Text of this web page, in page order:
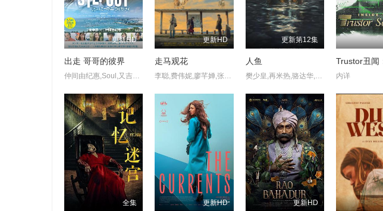
更新HD
出走 哥哥的彼界
仲间由纪惠,Soul,又吉伶音,伊波れいり,松田流花,津波竜斗,内田树,盧礼欧,玉城敦子,城间やよい,津嘉山正种,寺辻健一郎
更新HD
走马观花
李聪,费伟妮,廖芊婵,张越宁,袁千山,高深,孔令婧,琚子轩
更新第12集
人鱼
樊少皇,再米热,骆达华,李若希,田浩宁,唐鑫 内详
全集 更新HD 更新HD